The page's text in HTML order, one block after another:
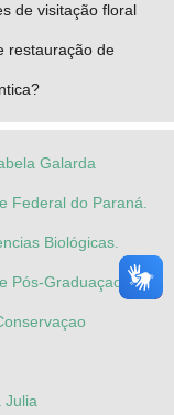
de visitação floral
restauração de
Galarda
Federal do Paraná.
Biológicas.
Pós-Graduaçao em
Julia